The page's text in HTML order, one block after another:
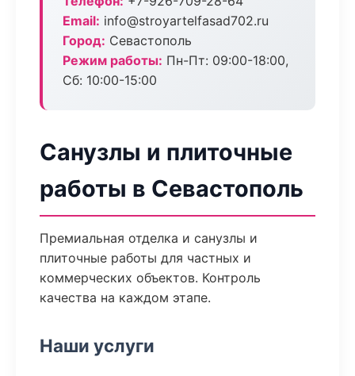
Email: info@stroyartelfasad702.ru
Город: Севастополь
Режим работы: Пн-Пт: 09:00-18:00,
Сб: 10:00-15:00
Санузлы и плиточные
работы в Севастополь
Премиальная отделка и санузлы и
плиточные работы для частных и
коммерческих объектов. Контроль
качества на каждом этапе.
Наши услуги